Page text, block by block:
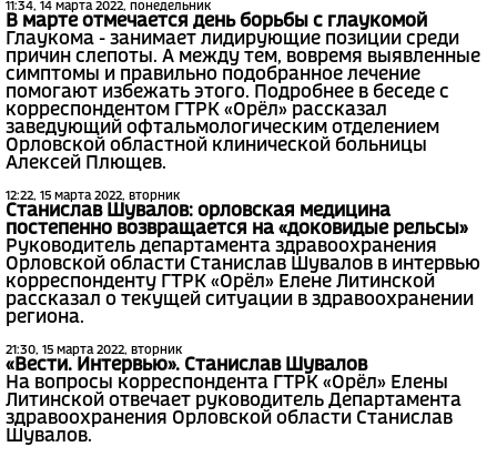
11:34, 14 марта 2022, понедельник
В марте отмечается день борьбы с глаукомой
Глаукома - занимает лидирующие позиции среди
причин слепоты. А между тем, вовремя выявленные
симптомы и правильно подобранное лечение
помогают избежать этого. Подробнее в беседе с
корреспондентом ГТРК «Орёл» рассказал
заведующий офтальмологическим отделением
Орловской областной клинической больницы
Алексей Плющев.
12:22, 15 марта 2022, вторник
Станислав Шувалов: орловская медицина
постепенно возвращается на «доковидые рельсы»
Руководитель департамента здравоохранения
Орловской области Станислав Шувалов в интервью
корреспонденту ГТРК «Орёл» Елене Литинской
рассказал о текущей ситуации в здравоохранении
региона.
21:30, 15 марта 2022, вторник
«Вести. Интервью». Станислав Шувалов
На вопросы корреспондента ГТРК «Орёл» Елены
Литинской отвечает руководитель Департамента
здравоохранения Орловской области Станислав
Шувалов.